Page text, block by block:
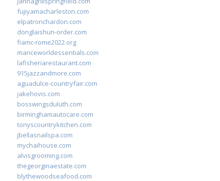
fujiyamacharleston.com
elpatronchardon.com
donglaishun-order.com
fiamc-rome2022.org
mariceworldessentials.com
lafisheriarestaurant.com
915jazzandmore.com
aguadulce-countryfair.com
jakehovis.com
bosswingsduluth.com
birminghamautocare.com
tonyscountrykitchen.com
jbellasnailspa.com
mychaihouse.com
alvisgrooming.com
thegeorginaestate.com
blythewoodseafood.com